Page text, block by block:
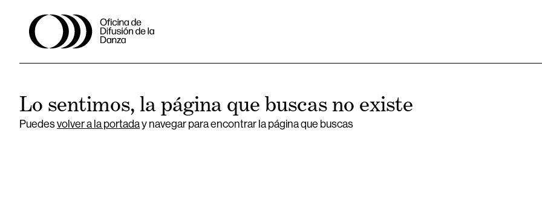
Lo sentimos, la página que buscas no existe
Puedesvolver a la portaday navegar para encontrar la página que buscas